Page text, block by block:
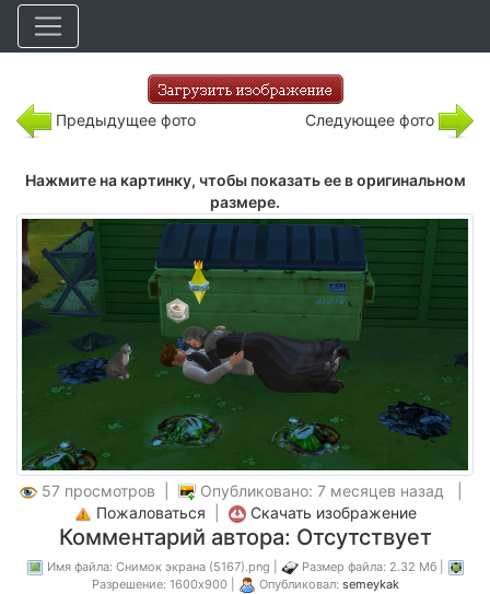
Предыдущее фото Следующее фото
Нажмите на картинку, чтобы показать ее в оригинальном
размере.
57 просмотров |
Опубликовано: 7 месяцев назад |
Пожаловаться
Скачать изображение
Комментарий автора: Отсутствует
Имя файла: Снимок экрана (5167).png |
Размер файла: 2.32 Мб |
Разрешение: 1600x900 |
Опубликовал: semeykak